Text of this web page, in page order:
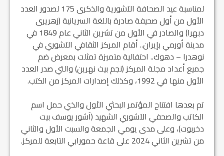
لمناسبة عيد الصحافة الآشورية والذكرى 175 لصدور العدد
الأول من أول صحيفة صادرة باللغة السريانية (زهريرى
دبهرا) والصادر في الأول من تشرين الثاني عام 1849 في
مدينة أورمي بإيران.. أقام المركز الثقافي الآشوري في
نوهدرا – دهوك.. احتفالية متميزة تمثلت بمعرض ضم
جميع أعداد مجلة المركز (نجم بيث نهرين) والتي صدر العدد
الأول منها في 1992، وكذلك إصدارات المركز من الكتب.
تم بعدها افتتاح المؤتمر البحثي الأول والذي حمل اسم
الكاتب والصحفي الآشوري الشهيد (آشور يوسف بيت
دخربوت)، وعلى مدى يومي الجمعة والسبت الأول والثاني
من تشرين الثاني 2024 على قاعة حمورابي التابعة للمركز.